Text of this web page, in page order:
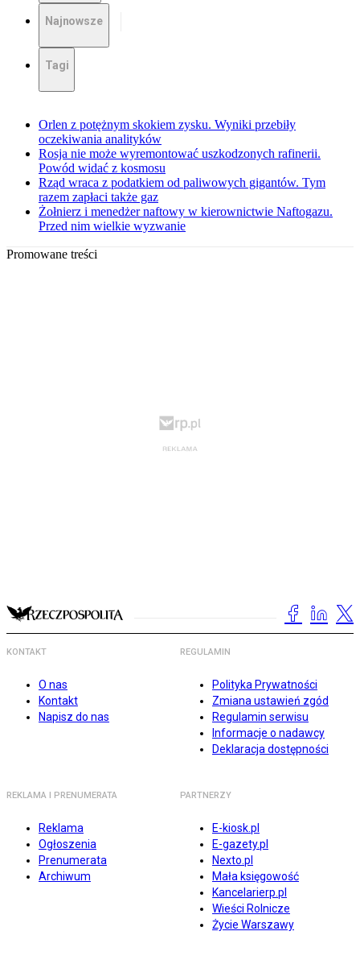
Najnowsze
Tagi
Orlen z potężnym skokiem zysku. Wyniki przebiły
oczekiwania analityków
Rosja nie może wyremontować uszkodzonych rafinerii.
Powód widać z kosmosu
Rząd wraca z podatkiem od paliwowych gigantów. Tym
razem zapłaci także gaz
Żołnierz i menedżer naftowy w kierownictwie Naftogazu.
Przed nim wielkie wyzwanie
Promowane treści
KONTAKT
O nas
Kontakt
Napisz do nas
REGULAMIN
Polityka Prywatności
Zmiana ustawień zgód
Regulamin serwisu
Informacje o nadawcy
Deklaracja dostępności
REKLAMA I PRENUMERATA
Reklama
Ogłoszenia
Prenumerata
Archiwum
PARTNERZY
E-kiosk.pl
E-gazety.pl
Nexto.pl
Mała księgowość
Kancelarierp.pl
Wieści Rolnicze
Życie Warszawy